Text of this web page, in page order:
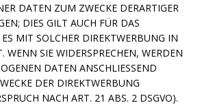
DATEN ZUM ZWECKE DERARTIGER
DIES GILT AUCH FÜR DAS
MIT SOLCHER DIREKTWERBUNG IN
WENN SIE WIDERSPRECHEN, WERDEN
DATEN ANSCHLIESSEND
DER DIREKTWERBUNG
NACH ART. 21 ABS. 2 DSGVO).